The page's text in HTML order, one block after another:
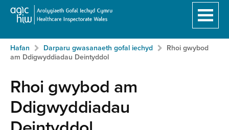
Hafan
Breadcrumb
Hafan Darparu gwasanaeth gofal iechyd
Neidio
Rhoi gwybod
am Ddigwyddiadau Deintyddol
Rhoi gwybod am
Ddigwyddiadau